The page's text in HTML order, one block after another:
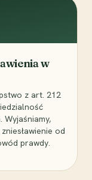
w
z art. 212
od
prawdy.